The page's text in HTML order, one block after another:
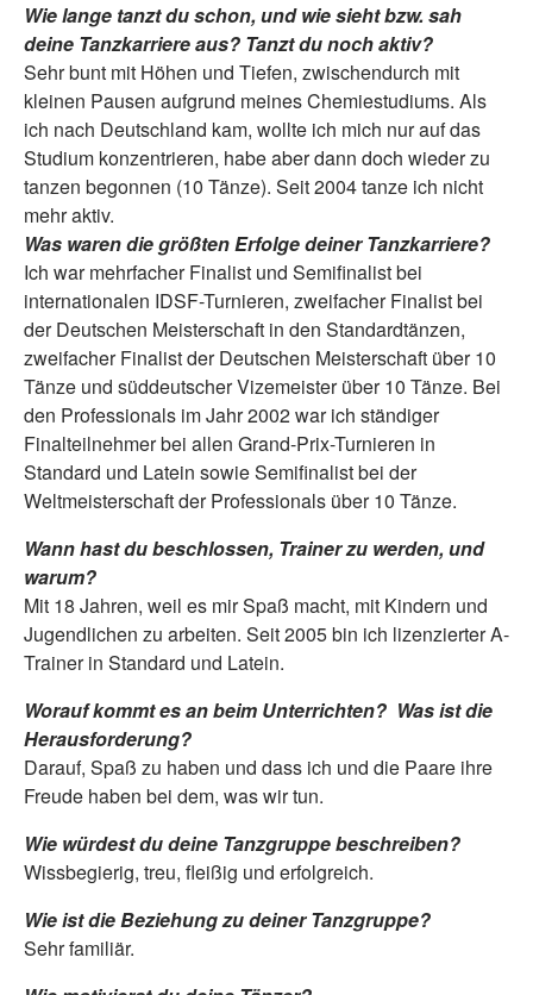
Wie lange tanzt du schon, und wie sieht bzw. sah
deine Tanzkarriere aus? Tanzt du noch aktiv?
Sehr bunt mit Höhen und Tiefen, zwischendurch mit
kleinen Pausen aufgrund meines Chemiestudiums. Als
ich nach Deutschland kam, wollte ich mich nur auf das
Studium konzentrieren, habe aber dann doch wieder zu
tanzen begonnen (10 Tänze). Seit 2004 tanze ich nicht
mehr aktiv.
Was waren die größten Erfolge deiner Tanzkarriere?
Ich war mehrfacher Finalist und Semifinalist bei
internationalen IDSF-Turnieren, zweifacher Finalist bei
der Deutschen Meisterschaft in den Standardtänzen,
zweifacher Finalist der Deutschen Meisterschaft über 10
Tänze und süddeutscher Vizemeister über 10 Tänze. Bei
den Professionals im Jahr 2002 war ich ständiger
Finalteilnehmer bei allen Grand-Prix-Turnieren in
Standard und Latein sowie Semifinalist bei der
Weltmeisterschaft der Professionals über 10 Tänze.
Wann hast du beschlossen, Trainer zu werden, und
warum?
Mit 18 Jahren, weil es mir Spaß macht, mit Kindern und
Jugendlichen zu arbeiten. Seit 2005 bin ich lizenzierter A-
Trainer in Standard und Latein.
Worauf kommt es an beim Unterrichten? Was ist die
Herausforderung?
Darauf, Spaß zu haben und dass ich und die Paare ihre
Freude haben bei dem, was wir tun.
Wie würdest du deine Tanzgruppe beschreiben?
Wissbegierig, treu, fleißig und erfolgreich.
Wie ist die Beziehung zu deiner Tanzgruppe?
Sehr familiär.